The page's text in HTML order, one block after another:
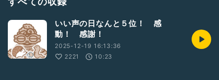
いい声の日なんと５位！ 感
動！ 感謝！
2025-12-19 16:13:36
2221
10:23